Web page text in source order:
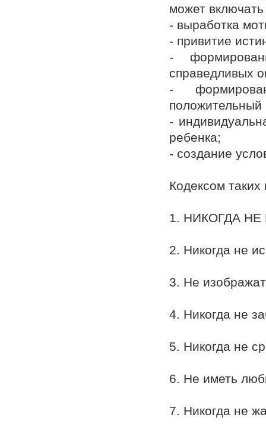
может
- выработка
- привитие
-
справедливых
-
положительный
-
ребенка;
- создание
Кодексом таких
1. НИКОГДА
2. Никогда не
3. Не
4. Никогда не
5. Никогда не
6. Не иметь
7. Никогда не